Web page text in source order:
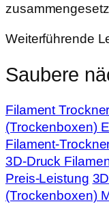
Weiterführende
Saubere
Filament Trockner
(Trockenboxen)
3D‑Druck
Preis-Leistung
(Trockenboxen)